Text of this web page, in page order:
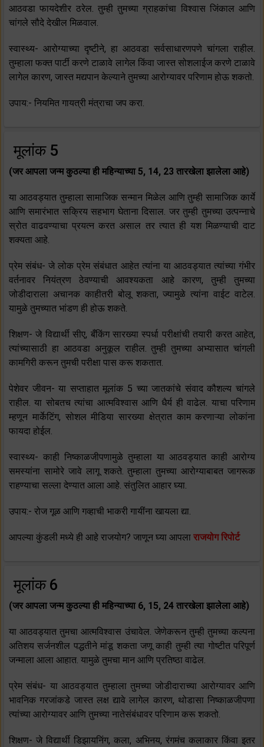
आठवडा फायदेशीर ठरेल. तुम्ही तुमच्या ग्राहकांचा विश्वास जिंकाल आणि
चांगले सौदे देखील मिळवाल.
स्वास्थ्य- आरोग्याच्या दृष्टीने, हा आठवडा सर्वसाधारणपणे चांगला राहील.
तुम्हाला फक्त पार्टी करणे टाळावे लागेल किंवा जास्त सोशलाईज करणे टाळावे
लागेल कारण, जास्त मद्यपान केल्याने तुमच्या आरोग्यावर परिणाम होऊ शकतो.
उपाय:- नियमित गायत्री मंत्राचा जप करा.
मूलांक 5
(जर आपला जन्म कुठल्या ही महिन्याच्या 5, 14, 23 तारखेला झालेला आहे)
या आठवड्यात तुम्हाला सामाजिक सन्मान मिळेल आणि तुम्ही सामाजिक कार्ये
आणि समारंभात सक्रिय सहभाग घेताना दिसाल. जर तुम्ही तुमच्या उत्पन्नाचे
स्रोत वाढवण्याचा प्रयत्न करत असाल तर त्यात ही यश मिळण्याची दाट
शक्यता आहे.
प्रेम संबंध- जे लोक प्रेम संबंधात आहेत त्यांना या आठवड्यात त्यांच्या गंभीर
वर्तनावर नियंत्रण ठेवण्याची आवश्यकता आहे कारण, तुम्ही तुमच्या
जोडीदाराला अचानक काहीतरी बोलू शकता, ज्यामुळे त्यांना वाईट वाटेल.
यामुळे तुमच्यात भांडण ही होऊ शकते.
शिक्षण- जे विद्यार्थी सीए, बँकिंग सारख्या स्पर्धा परीक्षांची तयारी करत आहेत,
त्यांच्यासाठी हा आठवडा अनुकूल राहील. तुम्ही तुमच्या अभ्यासात चांगली
कामगिरी करून तुमची परीक्षा पास करू शकतात.
पेशेवर जीवन- या सप्ताहात मूलांक 5 च्या जातकांचे संवाद कौशल्य चांगले
राहील. या सोबतच त्यांचा आत्मविश्वास आणि धैर्य ही वाढेल. याचा परिणाम
म्हणून मार्केटिंग, सोशल मीडिया सारख्या क्षेत्रात काम करणाऱ्या लोकांना
फायदा होईल.
स्वास्थ्य- काही निष्काळजीपणामुळे तुम्हाला या आठवड्यात काही आरोग्य
समस्यांना सामोरे जावे लागू शकते. तुम्हाला तुमच्या आरोग्याबाबत जागरूक
राहण्याचा सल्ला देण्यात आला आहे. संतुलित आहार घ्या.
उपाय:- रोज गूळ आणि गव्हाची भाकरी गायींना खायला द्या.
आपल्या कुंडली मध्ये ही आहे राजयोग? जाणून घ्या आपला राजयोग रिपोर्ट
मूलांक 6
(जर आपला जन्म कुठल्या ही महिन्याच्या 6, 15, 24 तारखेला झालेला आहे)
या आठवड्यात तुमचा आत्मविश्वास उंचावेल. जेणेकरून तुम्ही तुमच्या कल्पना
अतिशय सर्जनशील पद्धतीने मांडू शकता जणू काही तुम्ही त्या गोष्टीत परिपूर्ण
जन्माला आला आहात. यामुळे तुमचा मान आणि प्रतिष्ठा वाढेल.
प्रेम संबंध- या आठवड्यात तुम्हाला तुमच्या जोडीदाराच्या आरोग्यावर आणि
भावनिक गरजांकडे जास्त लक्ष द्यावे लागेल कारण, थोडासा निष्काळजीपणा
त्यांच्या आरोग्यावर आणि तुमच्या नातेसंबंधावर परिणाम करू शकतो.
शिक्षण- जे विद्यार्थी डिझायनिंग, कला, अभिनय, रंगमंच कलाकार किंवा इतर